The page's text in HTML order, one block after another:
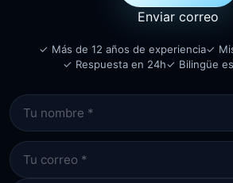
Enviar correo
✓ Más de 12 años de experiencia✓
✓ Respuesta en 24h✓ Bilingüe